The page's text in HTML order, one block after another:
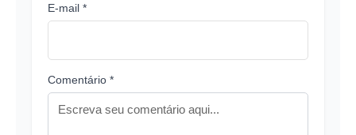
E-mail *
Comentário *